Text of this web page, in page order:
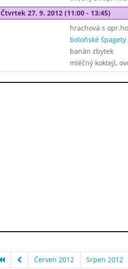
Čtvrtek 27. 9. 2012 (11:00 - 13:45)
hrachová s
boloňské špagety
banán zbytek
mléčný koktejl,
Červen 2012 Srpen 2012